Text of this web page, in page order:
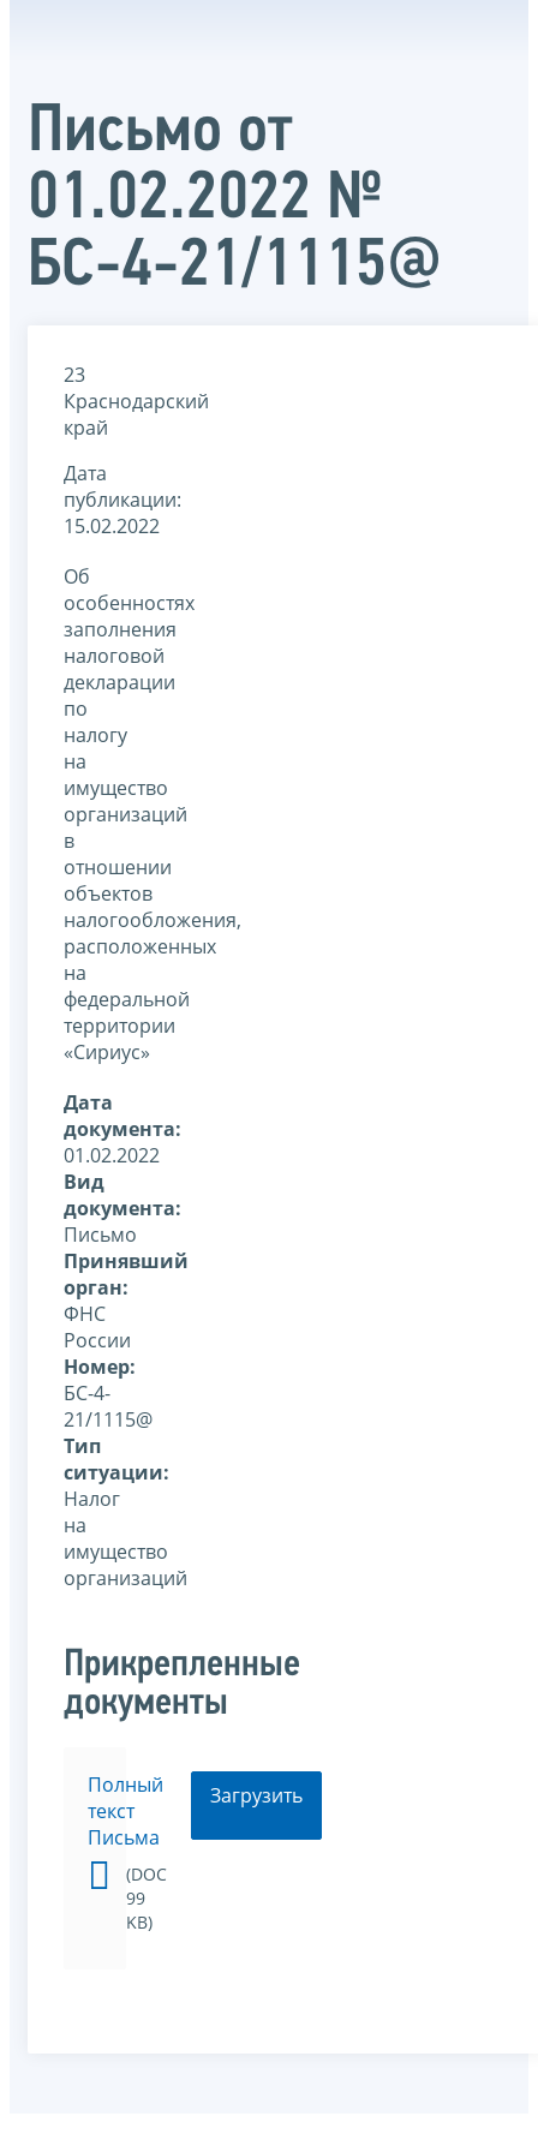
Письмо от
01.02.2022 №
БС-4-21/1115@
23
Краснодарский
край
Дата
публикации:
15.02.2022
Об
особенностях
заполнения
налоговой
декларации
по
налогу
на
имущество
организаций
в
отношении
объектов
налогообложения,
расположенных
на
федеральной
территории
«Сириус»
Дата
документа:
01.02.2022
Вид
документа:
Письмо
Принявший
орган:
ФНС
России
Номер:
БС-4-
21/1115@
Тип
ситуации:
Налог
на
имущество
организаций
Прикрепленные
документы
Полный
текст
Письма
(DOC
99
KB)
Загрузить